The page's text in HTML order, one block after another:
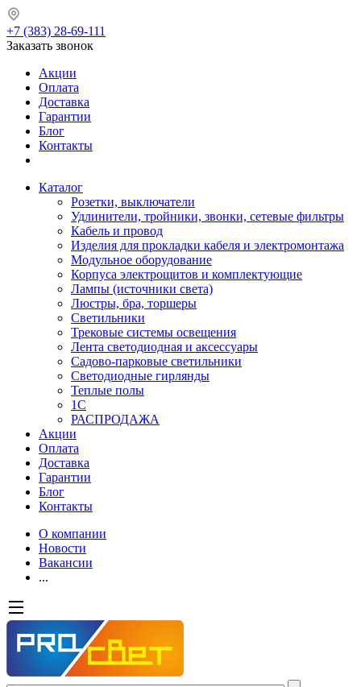
+7 (383) 28-69-111
Заказать звонок
Акции
Оплата
Доставка
Гарантии
Блог
Контакты
Каталог
Розетки, выключатели
Удлинители, тройники, звонки, сетевые фильтры
Кабель и провод
Изделия для прокладки кабеля и электромонтажа
Модульное оборудование
Корпуса электрощитов и комплектующие
Лампы (источники света)
Люстры, бра, торшеры
Светильники
Трековые системы освещения
Лента светодиодная и аксессуары
Садово-парковые светильники
Светодиодные гирлянды
Теплые полы
1С
РАСПРОДАЖА
Акции
Оплата
Доставка
Гарантии
Блог
Контакты
О компании
Новости
Вакансии
...